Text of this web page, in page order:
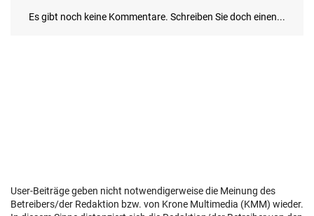
User-Beiträge geben nicht notwendigerweise die Meinung des
Betreibers/der Redaktion bzw. von Krone Multimedia (KMM) wieder.